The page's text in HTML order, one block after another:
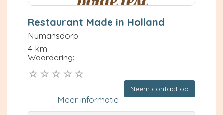
Restaurant Made in Holland
Numansdorp
4 km
Waardering:
Neem contact op
Meer informatie